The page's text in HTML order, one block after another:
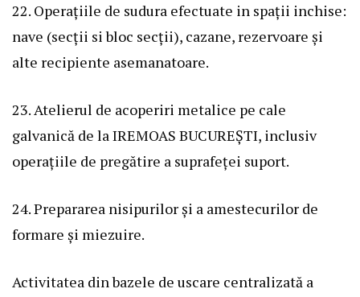
22. Operațiile de sudura efectuate in spații inchise:
nave (secții si bloc secții), cazane, rezervoare și
alte recipiente asemanatoare.
23. Atelierul de acoperiri metalice pe cale
galvanică de la IREMOAS BUCUREȘTI, inclusiv
operațiile de pregătire a suprafeței suport.
24. Prepararea nisipurilor și a amestecurilor de
formare și miezuire.
Activitatea din bazele de uscare centralizată a